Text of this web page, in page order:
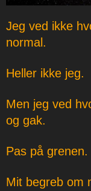
Jeg ved ikke
normal.
Heller ikke jeg.
Men jeg ved
og gak.
Pas på grenen.
Mit begreb om